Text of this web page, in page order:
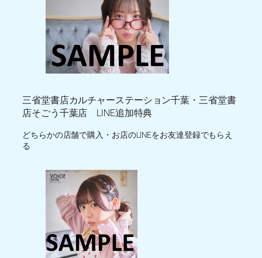
三省堂書店カルチャーステーション千葉・三省堂書
店そごう千葉店 LINE追加特典
どちらかの店舗で購入・お店のLINEをお友達登録でもらえ
る